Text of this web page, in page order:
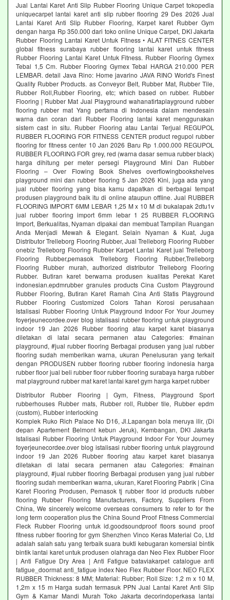
Jual Lantai Karet Anti Slip Rubber Flooring Unique Carpet tokopedia
uniquecarpet lantai karet anti slip rubber flooring 29 Des 2026 Jual
Lantai Karet Anti Slip Rubber Flooring, Karpet karet Rubber Gym
dengan harga Rp 350.000 dari toko online Unique Carpet, DKI Jakarta
Rubber Flooring Lantai Karet Untuk Fitness • ALAT FITNES CENTER
global fitness surabaya rubber flooring lantai karet untuk fitness
Rubber Flooring Lantai Karet Untuk Fitness. Rubber Flooring Gymex
Tebal 1,5 Cm. Rubber Flooring Gymex Tebal HARGA 210.000 PER
LEMBAR. detail Java Rino: Home javarino JAVA RINO World's Finest
Quality Rubber Products. as Conveyor Belt, Rubber Mat, Rubber Tile,
Rubber Roll,Rubber Flooring, etc; which based on rubber. Rubber
Flooring | Rubber Mat Jual Playground wahanatirtaplayground rubber
flooring rubber mat Yang pertama di Indonesia dalam mendesain
warna dan coran dari Rubber Flooring lantai karet menggunakan
sistem cast in situ. Rubber Flooring atau Lantai Terjual REGUPOL
RUBBER FLOORING FOR FITNESS CENTER product regupol rubber
flooring for fitness center 10 Jan 2026 Baru Rp 1.000.000 REGUPOL
RUBBER FLOORING FOR grey, red (warna dasar semua rubber black)
harga dihitung per meter persegi Playground Mini Dan Rubber
Flooring – Over Flowing Book Shelves overflowingbookshelves
playground mini dan rubber flooring 5 Jan 2026 Kini, juga ada yang
jual rubber flooring yang bisa kamu dapatkan di berbagai tempat
produsen playground baik itu di online ataupun offline. Jual RUBBER
FLOORING IMPORT 6MM LEBAR 1,25 M x 10 M di bukalapak 2dtu1v
jual rubber flooring import 6mm lebar 1 25 RUBBER FLOORING
Import, Berkualitas, Nyaman dipakai dan membuat Tampilan Ruangan
Anda Menjadi Mewah & Elegant. Selain Nyaman & Kuat, Juga
Distributor Trelleborg Flooring Rubber, Jual Trelleborg Flooring Rubber
onebiz Trelleborg Flooring Rubber Karpet Lantai Karet jual Trelleborg
Flooring Rubber,pemasok Trelleborg Flooring Rubber,Trelleborg
Flooring Rubber murah, authorized distributor Trelleborg Flooring
Rubber. Butiran karet berwarna produsen kualitas Perekat Karet
indonesian.epdmrubber granules products Cina Custom Playground
Rubber Flooring, Butiran Karet Ramah Cina Anti Statis Playground
Rubber Flooring Customized Colors Tahan Korosi perusahaan
Istalisasi Rubber Flooring Untuk Playground Indoor For Your Journey
foyerjeunecordee.over blog istalisasi rubber flooring untuk playground
indoor 19 Jan 2026 Rubber flooring atau karpet karet biasanya
diletakan di latai secara permanen atau Categories: #mainan
playground, #jual rubber flooring Berbagai produsen yang jual rubber
flooring sudah memberikan warna, ukuran Penelusuran yang terkait
dengan PRODUSEN rubber flooring rubber flooring indonesia harga
rubber floor jual beli rubber floor rubber flooring surabaya harga rubber
mat playground rubber mat karet lantai karet gym harga karpet rubber
Distributor Rubber Flooring | Gym, Fitness, Playground Sport
rubberhouses Rubber mats, Rubber roll, Rubber tile, Rubber epdm
(custom), Rubber interlocking
Komplek Ruko Rich Palace No D16, Jl.Lapangan bola meruya ilir, (Di
depan Apartement Belmont kebun Jeruk), Kembangan, DKI Jakarta
Istalisasi Rubber Flooring Untuk Playground Indoor For Your Journey
foyerjeunecordee.over blog istalisasi rubber flooring untuk playground
indoor 19 Jan 2026 Rubber flooring atau karpet karet biasanya
diletakan di latai secara permanen atau Categories: #mainan
playground, #jual rubber flooring Berbagai produsen yang jual rubber
flooring sudah memberikan warna, ukuran, Karet Flooring Pabrik | Cina
Karet Flooring Produsen, Pemasok tj rubber floor id products rubber
flooring Rubber Flooring Manufacturers, Factory, Suppliers From
China, We sincerely welcome overseas consumers to refer to for the
long term cooperation plus the China Sound Proof Fitness Commercial
Fleck Rubber Flooring untuk id.goodsoundproof floors sound proof
fitness rubber flooring for gym Shenzhen Vinco Keras Material Co, Ltd
adalah salah satu yang terbaik suara bukti kebugaran komersial bintik
bintik lantai karet untuk produsen olahraga dan Neo Flex Rubber Floor
| Anti Fatigue Dry Area | Anti Fatigue bataviakarpet catalogue anti
fatigue_doormat anti_fatigue index Neo Flex Rubber Floor. NEO FLEX
RUBBER Thickness: 8 MM; Material: Rubber; Roll Size: 1,2 m x 10 M,
1,2m x 15 m Harga sudah termasuk PPN Jual Lantai Karet Anti Slip
Gym & Kamar Mandi Murah Toko Jakarta decorindoperkasa lantai